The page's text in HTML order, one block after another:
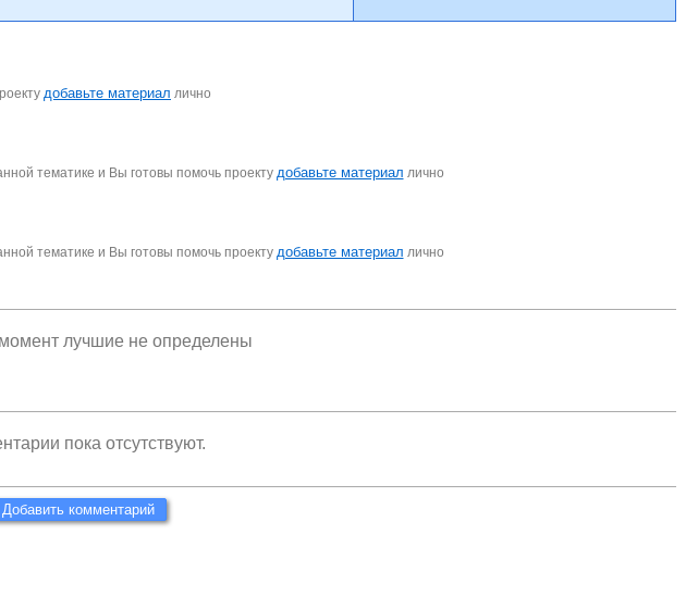
добавьте материал лично
тематике и Вы готовы помочь проекту добавьте материал лично
тематике и Вы готовы помочь проекту добавьте материал лично
лучшие не определены
пока отсутствуют.
Добавить комментарий